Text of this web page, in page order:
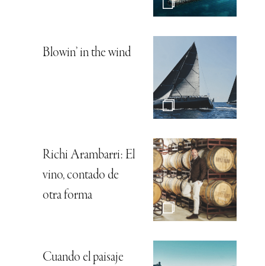
Blowin’ in the wind
Richi Arambarri: El
vino, contado de
otra forma
Cuando el paisaje